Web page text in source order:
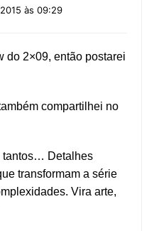
às 09:29
do 2×09, então postarei
compartilhei no
tantos… Detalhes
transformam a série
Vira arte,